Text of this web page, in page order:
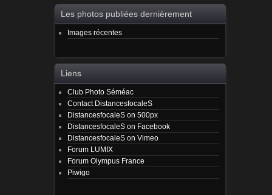
Les photos publiées dernièrement
Images récentes
Liens
Club Photo Séméac
Contact DistancesfocaleS
DistancesfocaleS on 500px
DistancesfocaleS on Facebook
DistancesfocaleS on Vimeo
Forum LUMIX
Forum Olympus France
Piwigo